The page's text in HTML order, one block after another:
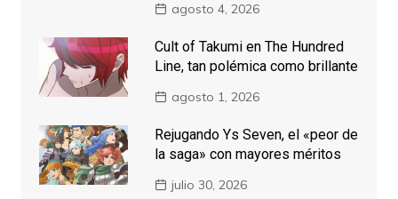
agosto 4, 2026
Cult of Takumi en The Hundred
Line, tan polémica como brillante
agosto 1, 2026
Rejugando Ys Seven, el «peor de
la saga» con mayores méritos
julio 30, 2026